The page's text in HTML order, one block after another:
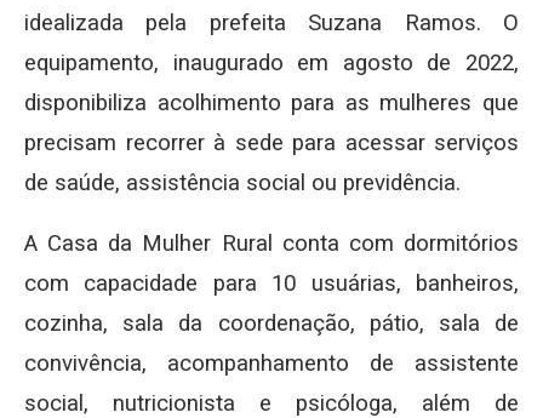
idealizada pela prefeita Suzana Ramos. O
equipamento, inaugurado em agosto de 2022,
disponibiliza acolhimento para as mulheres que
precisam recorrer à sede para acessar serviços
de saúde, assistência social ou previdência.
A Casa da Mulher Rural conta com dormitórios
com capacidade para 10 usuárias, banheiros,
cozinha, sala da coordenação, pátio, sala de
convivência, acompanhamento de assistente
social, nutricionista e psicóloga, além de